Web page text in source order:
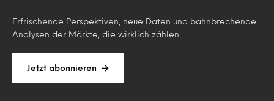
Erfrischende Perspektiven, neue Daten und bahnbrechende
Analysen der Märkte, die wirklich zählen.
Jetzt abonnieren